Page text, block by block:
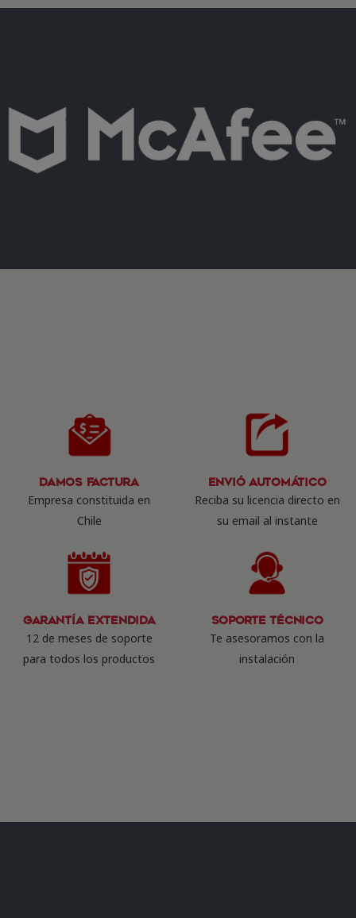
Damos Factura
Empresa constituida en
Chile
Envió Automático
Reciba su licencia directo en
su email al instante
Garantía Extendida
12 de meses de soporte
para todos los productos
Soporte Técnico
Te asesoramos con la
instalación